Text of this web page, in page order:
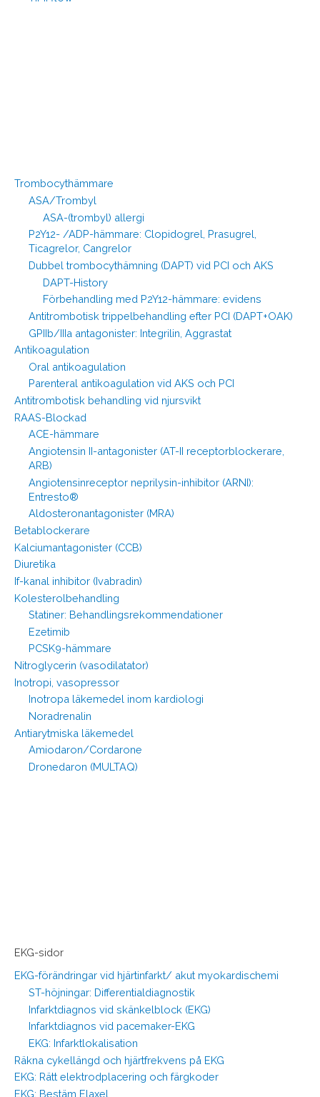
Trombocythämmare
ASA/Trombyl
ASA-(trombyl) allergi
P2Y12- /ADP-hämmare: Clopidogrel, Prasugrel,
Ticagrelor, Cangrelor
Dubbel trombocythämning (DAPT) vid PCI och AKS
DAPT-History
Förbehandling med P2Y12-hämmare: evidens
Antitrombotisk trippelbehandling efter PCI (DAPT+OAK)
GPIIb/IIIa antagonister: Integrilin, Aggrastat
Antikoagulation
Oral antikoagulation
Parenteral antikoagulation vid AKS och PCI
Antitrombotisk behandling vid njursvikt
RAAS-Blockad
ACE-hämmare
Angiotensin II-antagonister (AT-II receptorblockerare,
ARB)
Angiotensinreceptor neprilysin-inhibitor (ARNI):
Entresto®
Aldosteronantagonister (MRA)
Betablockerare
Kalciumantagonister (CCB)
Diuretika
If-kanal inhibitor (Ivabradin)
Kolesterolbehandling
Statiner: Behandlingsrekommendationer
Ezetimib
PCSK9-hämmare
Nitroglycerin (vasodilatator)
Inotropi, vasopressor
Inotropa läkemedel inom kardiologi
Noradrenalin
Antiarytmiska läkemedel
Amiodaron/Cordarone
Dronedaron (MULTAQ)
EKG-sidor
EKG-förändringar vid hjärtinfarkt/ akut myokardischemi
ST-höjningar: Differentialdiagnostik
Infarktdiagnos vid skänkelblock (EKG)
Infarktdiagnos vid pacemaker-EKG
EKG: Infarktlokalisation
Räkna cykellängd och hjärtfrekvens på EKG
EKG: Rätt elektrodplacering och färgkoder
EKG: Bestäm Elaxel